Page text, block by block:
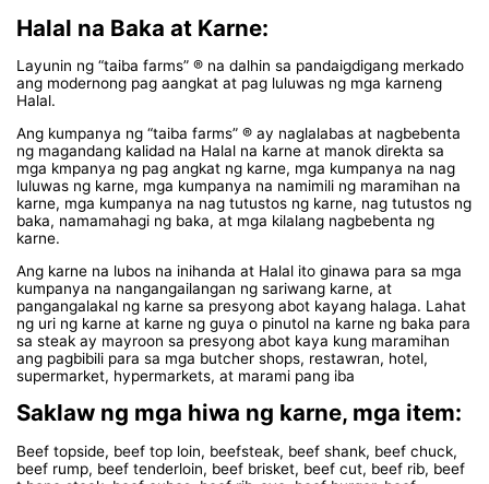
Halal na Baka at Karne:
Layunin ng “taiba farms” ® na dalhin sa pandaigdigang merkado
ang modernong pag aangkat at pag luluwas ng mga karneng
Halal.
Ang kumpanya ng “taiba farms” ® ay naglalabas at nagbebenta
ng magandang kalidad na Halal na karne at manok direkta sa
mga kmpanya ng pag angkat ng karne, mga kumpanya na nag
luluwas ng karne, mga kumpanya na namimili ng maramihan na
karne, mga kumpanya na nag tutustos ng karne, nag tutustos ng
baka, namamahagi ng baka, at mga kilalang nagbebenta ng
karne.
Ang karne na lubos na inihanda at Halal ito ginawa para sa mga
kumpanya na nangangailangan ng sariwang karne, at
pangangalakal ng karne sa presyong abot kayang halaga. Lahat
ng uri ng karne at karne ng guya o pinutol na karne ng baka para
sa steak ay mayroon sa presyong abot kaya kung maramihan
ang pagbibili para sa mga butcher shops, restawran, hotel,
supermarket, hypermarkets, at marami pang iba
Saklaw ng mga hiwa ng karne, mga item:
Beef topside, beef top loin, beefsteak, beef shank, beef chuck,
beef rump, beef tenderloin, beef brisket, beef cut, beef rib, beef